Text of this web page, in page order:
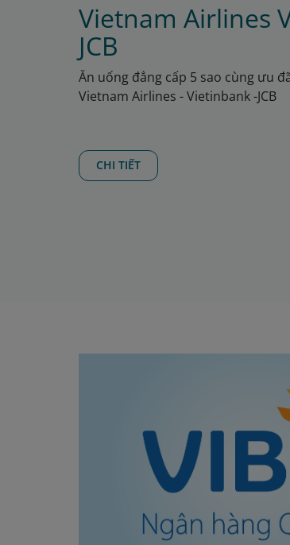
Vietnam Airlines
JCB
Ăn uống đẳng cấp 5 sao cùng ưu
Vietnam Airlines - Vietinbank -JCB
CHI TIẾT